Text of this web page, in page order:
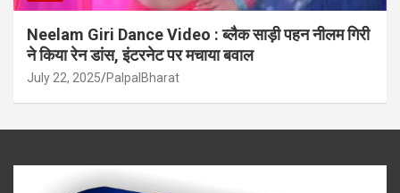
Neelam Giri Dance Video : ब्लैक साड़ी पहन नीलम गिरी
ने किया रेन डांस, इंटरनेट पर मचाया बवाल
July 22, 2025 PalpalBharat